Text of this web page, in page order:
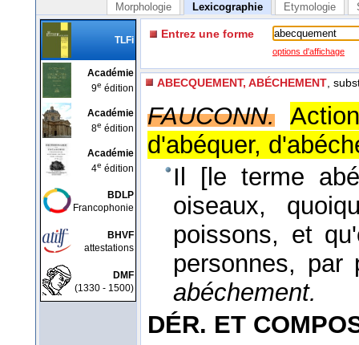
Morphologie Lexicographie Etymologie
TLFi
Académie
9e édition
Académie
8e édition
Académie
4e édition
BDLP
Francophonie
BHVF
attestations
DMF
(1330 - 1500)
Entrez une forme
options d'affichage
ABECQUEMENT, ABÉCHEMENT ,
FAUCONN.
d'abéquer,
Il [le terme
oiseaux,
poissons, et
personnes,
abéchement.
DÉR. ET